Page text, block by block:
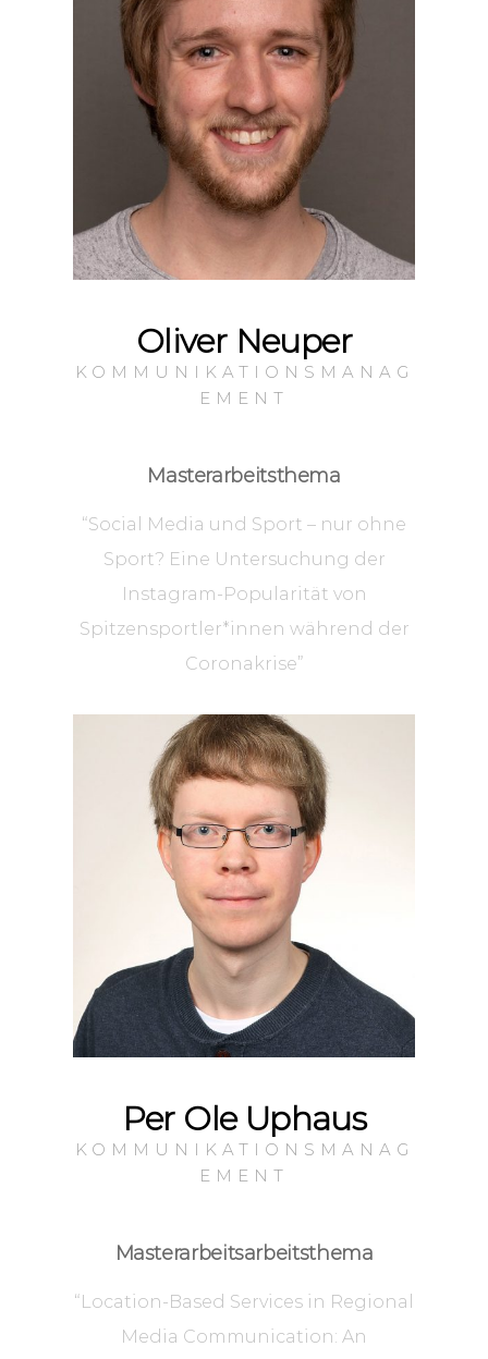
Oliver Neuper
KOMMUNIKATIONSMANAG
EMENT
Masterarbeitsthema
“Social Media und Sport – nur ohne
Sport? Eine Untersuchung der
Instagram-Popularität von
Spitzensportler*innen während der
Coronakrise”
Per Ole Uphaus
KOMMUNIKATIONSMANAG
EMENT
Masterarbeitsarbeitsthema
“Location-Based Services in Regional
Media Communication: An